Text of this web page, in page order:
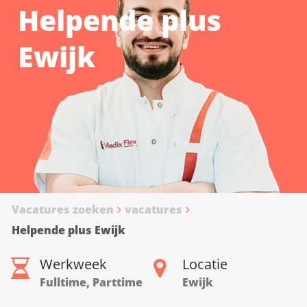
Helpende plus
Ewijk
Vacatures zoeken
vacatures
Helpende plus Ewijk
Werkweek
Fulltime, Parttime
Locatie
Ewijk